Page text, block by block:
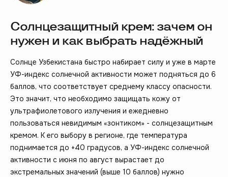
Солнцезащитный крем: зачем он
нужен и как выбрать надёжный
Солнце Узбекистана быстро набирает силу и уже в марте
УФ-индекс солнечной активности может подняться до 6
баллов, что соответствует среднему классу опасности.
Это значит, что необходимо защищать кожу от
ультрафиолетового излучения и ежедневно
пользоваться невидимым «зонтиком» - солнцезащитным
кремом. К его выбору в регионе, где температура
поднимается до +40 градусов, а УФ-индекс солнечной
активности с июня по август вырастает до
экстремальных значений (выше 10 баллов) нужно